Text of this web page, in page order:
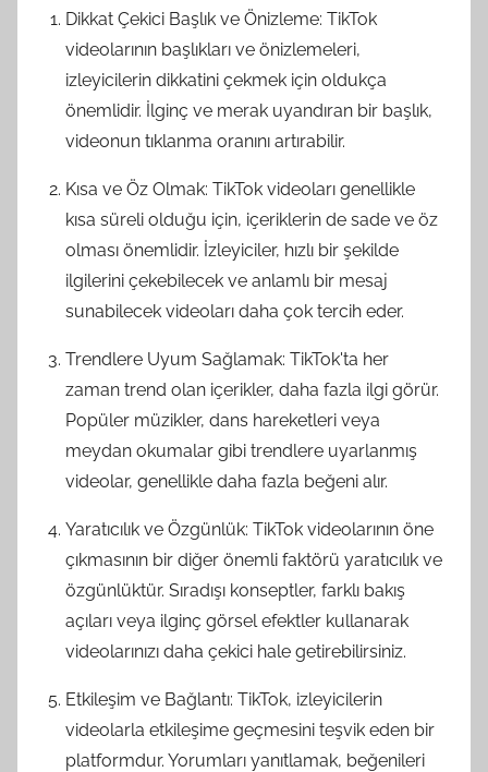
Dikkat Çekici Başlık ve Önizleme: TikTok
videolarının başlıkları ve önizlemeleri,
izleyicilerin dikkatini çekmek için oldukça
önemlidir. İlginç ve merak uyandıran bir başlık,
videonun tıklanma oranını artırabilir.
Kısa ve Öz Olmak: TikTok videoları genellikle
kısa süreli olduğu için, içeriklerin de sade ve öz
olması önemlidir. İzleyiciler, hızlı bir şekilde
ilgilerini çekebilecek ve anlamlı bir mesaj
sunabilecek videoları daha çok tercih eder.
Trendlere Uyum Sağlamak: TikTok'ta her
zaman trend olan içerikler, daha fazla ilgi görür.
Popüler müzikler, dans hareketleri veya
meydan okumalar gibi trendlere uyarlanmış
videolar, genellikle daha fazla beğeni alır.
Yaratıcılık ve Özgünlük: TikTok videolarının öne
çıkmasının bir diğer önemli faktörü yaratıcılık ve
özgünlüktür. Sıradışı konseptler, farklı bakış
açıları veya ilginç görsel efektler kullanarak
videolarınızı daha çekici hale getirebilirsiniz.
Etkileşim ve Bağlantı: TikTok, izleyicilerin
videolarla etkileşime geçmesini teşvik eden bir
platformdur. Yorumları yanıtlamak, beğenileri